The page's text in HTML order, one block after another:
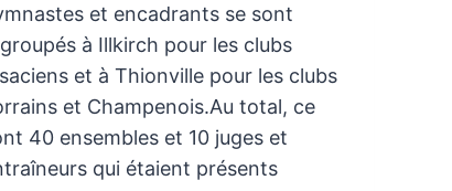
et encadrants se sont
à Illkirch pour les clubs
et à Thionville pour les clubs
et Champenois.Au total, ce
40 ensembles et 10 juges et
qui étaient présents